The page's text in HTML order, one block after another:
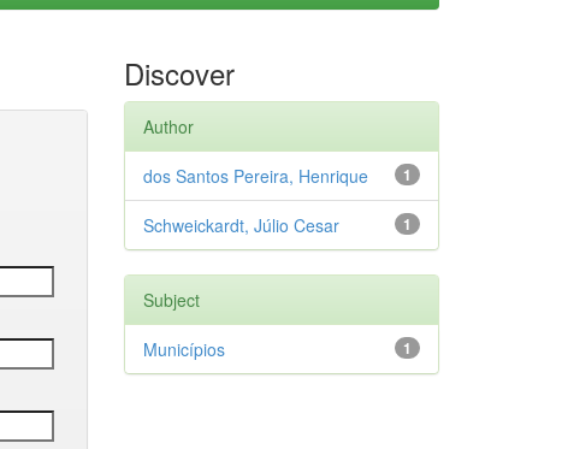
Discover
Author
1
dos Santos Pereira, Henrique
1
Schweickardt, Júlio Cesar
Subject
1
Municípios